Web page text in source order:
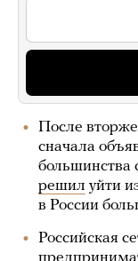
После
сначала
большинства
решил уйти
в России
Российская